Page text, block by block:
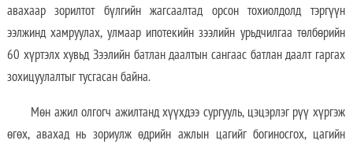
авахаар зорилтот бүлгийн жагсаалтад орсон тохиолдолд тэргүүн
ээлжинд хамруулах, улмаар ипотекийн зээлийн урьдчилгаа төлбөрийн
60 хүртэлх хувьд Зээлийн батлан даалтын сангаас батлан даалт гаргах
зохицуулалтыг тусгасан байна.
Мөн ажил олгогч ажилтанд хүүхдээ сургууль, цэцэрлэг рүү хүргэж
өгөх, авахад нь зориулж өдрийн ажлын цагийг богиносгох, цагийн